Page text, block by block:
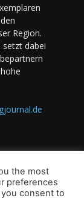
Region.
setzt dabei
the most
preferences
you consent to